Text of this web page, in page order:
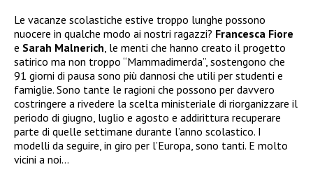
Le vacanze scolastiche estive troppo lunghe possono
nuocere in qualche modo ai nostri ragazzi? Francesca Fiore
e Sarah Malnerich , le menti che hanno creato il progetto
satirico ma non troppo “Mammadimerda”, sostengono che
91 giorni di pausa sono più dannosi che utili per studenti e
famiglie. Sono tante le ragioni che possono per davvero
costringere a rivedere la scelta ministeriale di riorganizzare il
periodo di giugno, luglio e agosto e addirittura recuperare
parte di quelle settimane durante l’anno scolastico. I
modelli da seguire, in giro per l’Europa, sono tanti. E molto
vicini a noi…